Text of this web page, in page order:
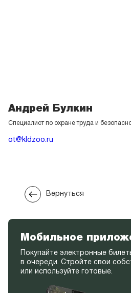
Андрей Булкин
Специалист по охране труда и
ot@kldzoo.ru
Вернуться
Мобильное
Покупайте электронные
в очереди. Стройте свои
или используйте готовые.